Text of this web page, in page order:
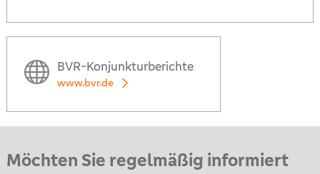
BVR-Konjunkturberichte
www.bvr.de
Möchten Sie regelmäßig informiert